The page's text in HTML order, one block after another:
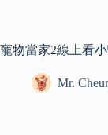
寵物當家2線上看
Mr.